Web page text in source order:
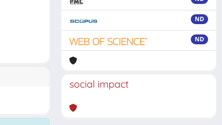
ND
ND
social impact